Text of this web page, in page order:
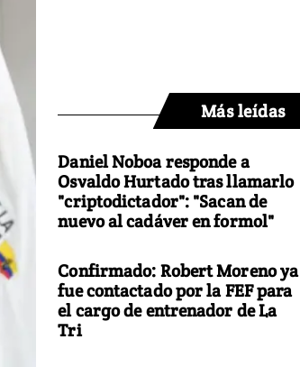
Más leídas
Daniel Noboa responde a
Osvaldo Hurtado tras llamarlo
"criptodictador": "Sacan de
nuevo al cadáver en formol"
Confirmado: Robert Moreno ya
fue contactado por la FEF para
el cargo de entrenador de La
Tri